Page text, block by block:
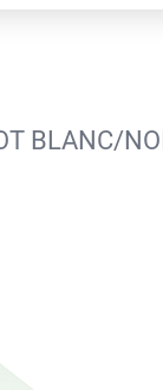
BLANC/